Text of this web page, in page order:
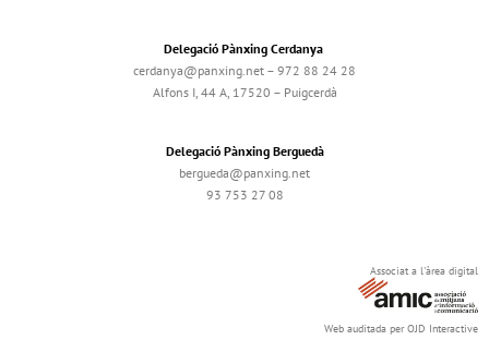
Delegació Pànxing Cerdanya
cerdanya@panxing.net – 972 88 24 28
Alfons I, 44 A, 17520 – Puigcerdà
Delegació Pànxing Berguedà
bergueda@panxing.net
93 753 27 08
Associat a l'àrea digital
Web auditada per OJD Interactive